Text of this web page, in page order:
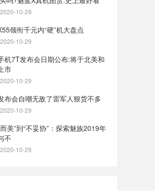
2020-10-29
领衔千元内“硬”机大盘点
2020-10-29
机7T发布会日期公布:将于北美和
市
2020-10-29
布会自嘲无敌了雷军人狠货不多
2020-10-29
美”到“不妥协”：探索魅族2019年
不
2020-10-29